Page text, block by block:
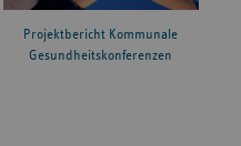
Projektbericht Kommunale
Gesundheitskonferenzen